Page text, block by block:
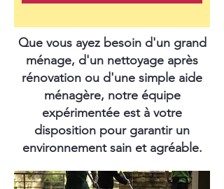
Que vous ayez besoin d'un grand
ménage, d'un nettoyage après
rénovation ou d'une simple aide
ménagère, notre équipe
expérimentée est à votre
disposition pour garantir un
environnement sain et agréable.